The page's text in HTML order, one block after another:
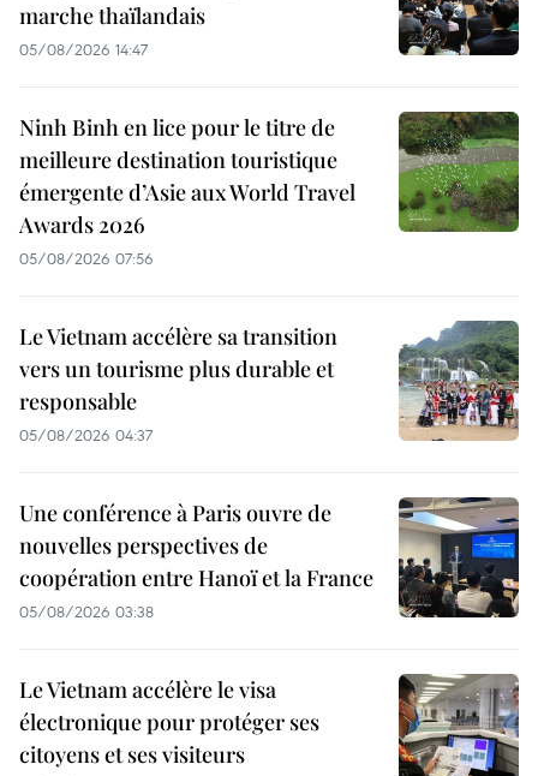
marche thaïlandais
05/08/2026 14:47
Ninh Binh en lice pour le titre de
meilleure destination touristique
émergente d’Asie aux World Travel
Awards 2026
05/08/2026 07:56
Le Vietnam accélère sa transition
vers un tourisme plus durable et
responsable
05/08/2026 04:37
Une conférence à Paris ouvre de
nouvelles perspectives de
coopération entre Hanoï et la France
05/08/2026 03:38
Le Vietnam accélère le visa
électronique pour protéger ses
citoyens et ses visiteurs